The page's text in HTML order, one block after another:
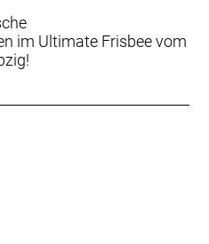
im Ultimate Frisbee vom